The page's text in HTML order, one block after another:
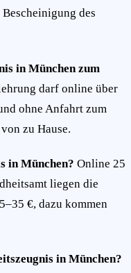
des
in München zum
darf online über
ohne Anfahrt zum
zu Hause.
in München? Online 25
liegen die
€, dazu kommen
in München?